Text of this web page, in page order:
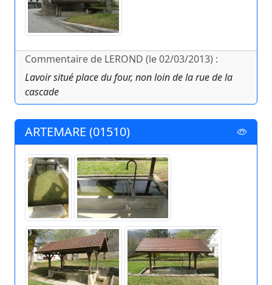
Commentaire de LEROND (le 02/03/2013) :
Lavoir situé place du four, non loin de la rue de la
cascade
ARTEMARE (01510)